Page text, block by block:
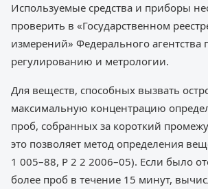
Используемые средства и приборы
проверить в «Государственном
измерений» Федерального агентства
регулированию и метрологии.
Для веществ, способных вызвать
максимальную концентрацию
проб, собранных за короткий
это позволяет метод определения
1 005–88, Р 2 2 2006–05). Если было
более проб в течение 15 минут,